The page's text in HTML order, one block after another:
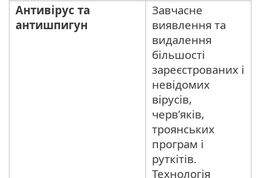
Антивірус та
антишпигун
Завчасне
виявлення та
видалення
більшості
зареєстрованих і
невідомих
вірусів,
черв’яків,
троянських
програм і
руткітів.
Технологія